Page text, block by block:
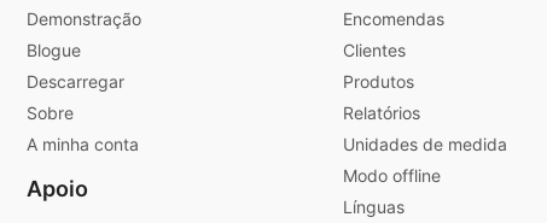
Demonstração
Blogue
Descarregar
Sobre
A minha conta
Apoio
Encomendas
Clientes
Produtos
Relatórios
Unidades de medida
Modo offline
Línguas